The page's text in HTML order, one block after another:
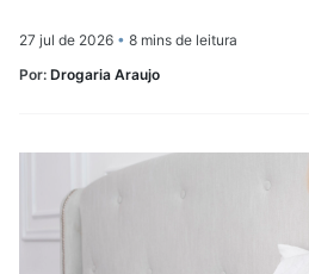
27 jul de 2026 • 8 mins de leitura
Por: Drogaria Araujo